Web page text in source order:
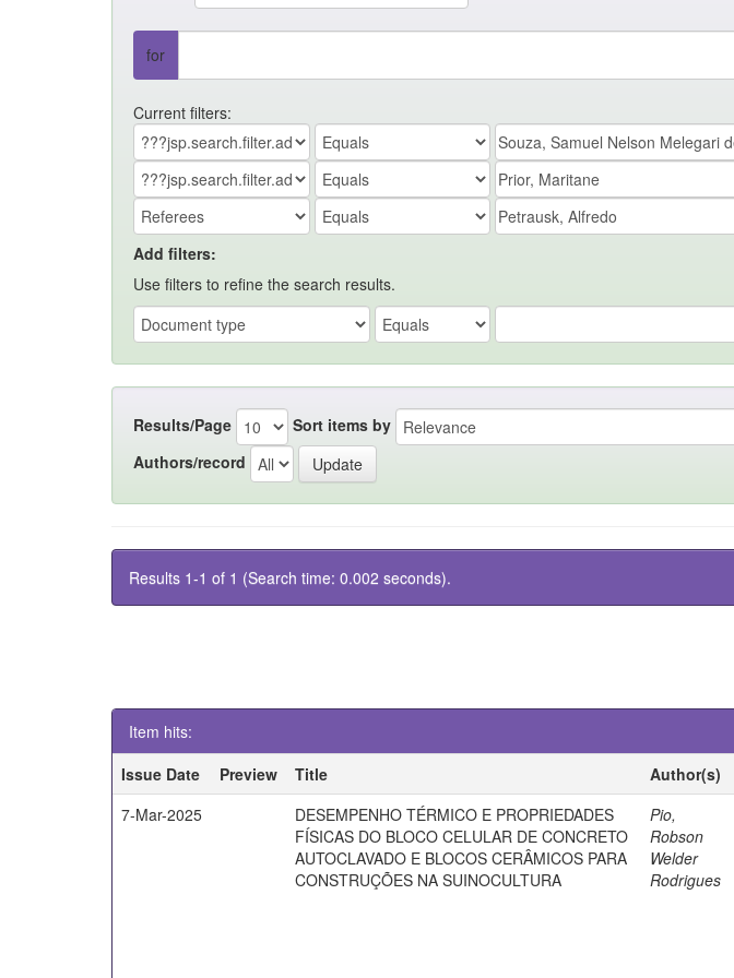
for
Current filters:
Add filters:
Use filters to refine the search results.
Results/Page Sort items by
Authors/record
Results 1-1 of 1 (Search time: 0.002 seconds).
Item hits:
Issue Date
Preview Title Author(s)
7-Mar-2025
DESEMPENHO TÉRMICO E PROPRIEDADES
FÍSICAS DO BLOCO CELULAR DE CONCRETO
AUTOCLAVADO E BLOCOS CERÂMICOS PARA
CONSTRUÇÕES NA SUINOCULTURA
Pio,
Robson
Welder
Rodrigues